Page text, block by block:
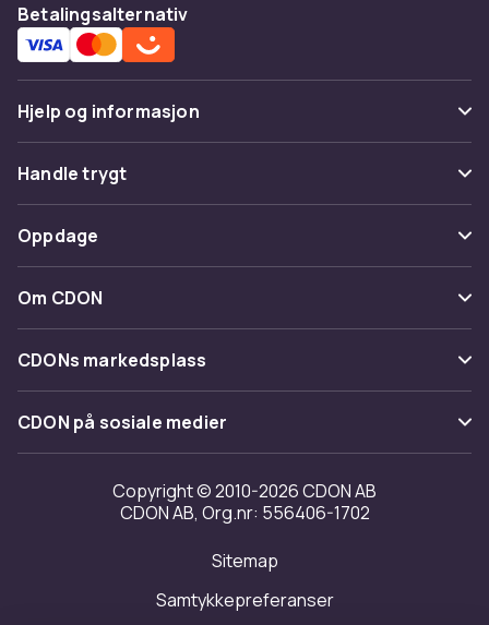
Betalingsalternativ
Hjelp og informasjon
Vanlige spørsmål
Spor pakke
Angre & returner her
Kontakt oss
Handle trygt
Betaling
Levering
Tilbakekallinger
Oppdage
Kategorier
Varemerker
Om CDON
Om oss
Kundeanmeldelser
Jobbe på CDON
Investor relations
Tilgjengelighet
CDONs markedsplass
Merchant Help Center
CDON på sosiale medier
Copyright © 2010-2026 CDON AB
CDON AB, Org.nr: 556406-1702
Sitemap
Samtykkepreferanser